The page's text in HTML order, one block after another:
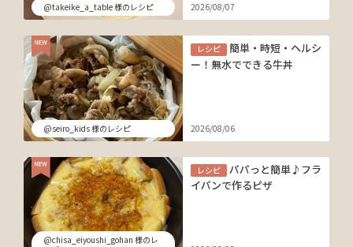
@takeike_a_table 様のレシピ 2026/08/07
@seiro_kids 様のレシピ
レシピ
簡単・時短・ヘルシ
ー！無水でできる牛丼
2026/08/06
@chisa_eiyoushi_gohan 様のレ
レシピ
パパっと簡単♪フラ
イパンで作るピザ